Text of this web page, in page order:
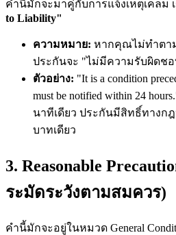
คำนี้มักจะมาคู่กับการแจ้งเหตุเคลม
to Liability"
ความหมาย: หากคุณไม่ทำตา
ประกันจะ "ไม่มีความรับผิดชอ
ตัวอย่าง: "It is a condition
must be notified within 24
นาทีเดียว ประกันมีสิทธิ์ทางก
บาทเดียว
3. Reasonable
ระมัดระวังตามสมควร)
คำนี้มักจะอยู่ในหมวด General